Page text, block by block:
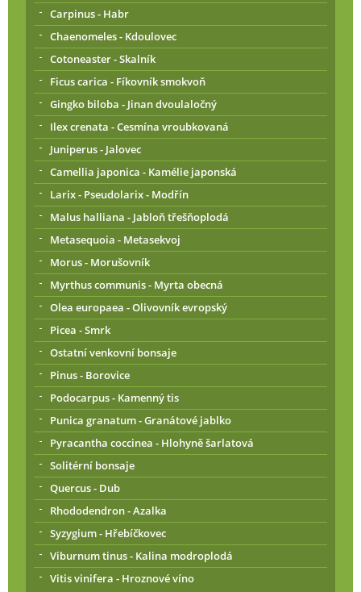
Carpinus - Habr
Chaenomeles - Kdoulovec
Cotoneaster - Skalník
Ficus carica - Fíkovník smokvoň
Gingko biloba - Jinan dvoulaločný
Ilex crenata - Cesmína vroubkovaná
Juniperus - Jalovec
Camellia japonica - Kamélie japonská
Larix - Pseudolarix - Modřín
Malus halliana - Jabloň třešňoplodá
Metasequoia - Metasekvoj
Morus - Morušovník
Myrthus communis - Myrta obecná
Olea europaea - Olivovník evropský
Picea - Smrk
Ostatní venkovní bonsaje
Pinus - Borovice
Podocarpus - Kamenný tis
Punica granatum - Granátové jablko
Pyracantha coccinea - Hlohyně šarlatová
Solitérní bonsaje
Quercus - Dub
Rhododendron - Azalka
Syzygium - Hřebíčkovec
Viburnum tinus - Kalina modroplodá
Vitis vinifera - Hroznové víno